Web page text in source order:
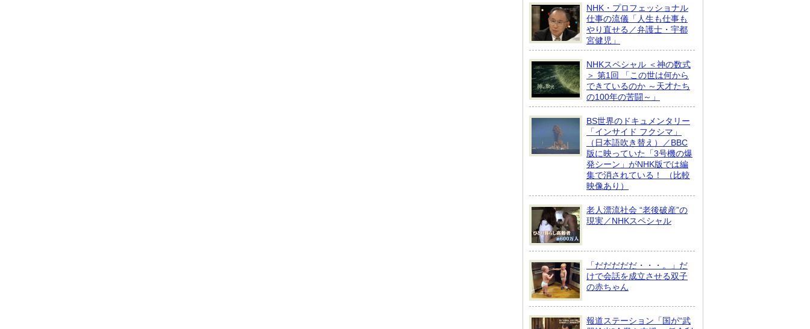
NHK・プロフェッショナル
仕事の流儀「人生も仕事も
やり直せる／弁護士・宇都
宮健児」
NHKスペシャル ＜神の数式
＞ 第1回 「この世は何から
できているのか ～天才たち
の100年の苦闘～」
BS世界のドキュメンタリー
「インサイド フクシマ」
（日本語吹き替え）／BBC
版に映っていた「3号機の爆
発シーン」がNHK版では編
集で消されている！ （比較
映像あり）
老人漂流社会 “老後破産”の
現実／NHKスペシャル
「だだだだだ・・・。」だ
けで会話を成立させる双子
の赤ちゃん
報道ステーション「国が“武